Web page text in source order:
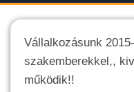
Vállalkozásunk
szakemberekkel,,
működik!!